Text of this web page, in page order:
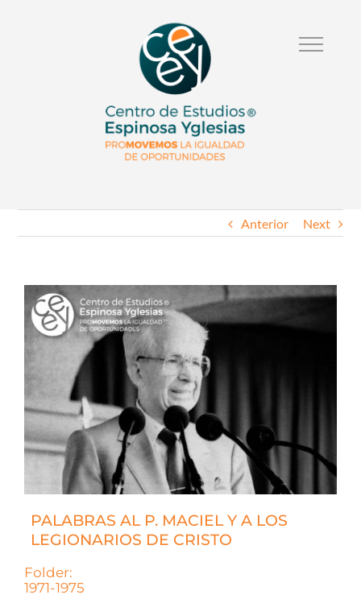
Anterior Next
PALABRAS AL P. MACIEL Y A LOS
LEGIONARIOS DE CRISTO
Folder:
1971-1975